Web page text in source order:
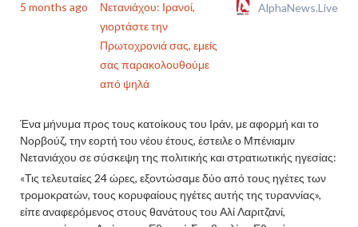
5 months ago
Νετανιάχου: Ιρανοί,
γιορτάστε την
Πρωτοχρονιά σας, εμείς
σας παρακολουθούμε
από ψηλά
AlphaNews.Live
Ένα μήνυμα προς τους κατοίκους του Ιράν, με αφορμή και το
Νορβούζ, την εορτή του νέου έτους, έστειλε ο Μπένιαμιν
Νετανιάχου σε σύσκεψη της πολιτικής και στρατιωτικής ηγεσίας:
«Τις τελευταίες 24 ώρες, εξοντώσαμε δύο από τους ηγέτες των
τρομοκρατών, τους κορυφαίους ηγέτες αυτής της τυραννίας»,
είπε αναφερόμενος στους θανάτους του Αλί Λαριτζανί,